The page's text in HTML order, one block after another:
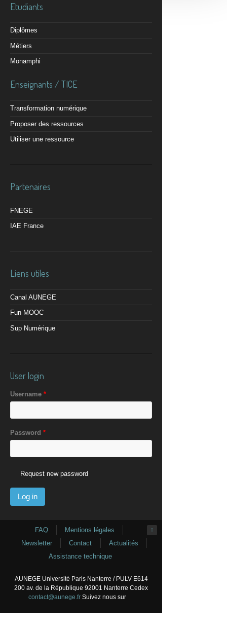
Etudiants
Diplômes
Métiers
Monamphi
Enseignants / TICE
Transformation numérique
Proposer des ressources
Utiliser une ressource
Partenaires
FNEGE
IAE France
Liens utiles
Canal AUNEGE
Fun MOOC
Sup Numérique
User login
Username *
Password *
Request new password
↑
FAQ
Mentions légales
Newsletter
Contact
Actualités
Assistance technique
AUNEGE Université Paris Nanterre / PULV E614
200 av. de la République 92001 Nanterre Cedex
contact@aunege.frSuivez nous sur